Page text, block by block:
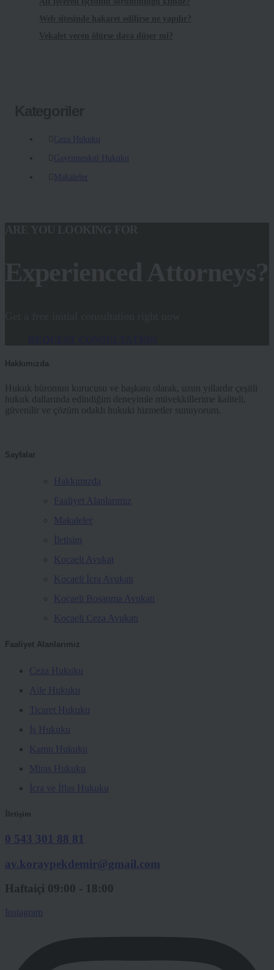
Ceza Hukuku
Gayrimenkul Hukuku
Makaleler
Hakkımızda
Hukuk büromun kurucusu ve başkanı olarak, uzun yıllardır çeşitli
hukuk dallarında edindiğim deneyimle müvekkillerime kaliteli,
güvenilir ve çözüm odaklı hukuki hizmetler sunuyorum.
Sayfalar
Hakkımızda
Faaliyet Alanlarımız
Makaleler
İletişim
Kocaeli Avukat
Kocaeli İcra Avukatı
Kocaeli Boşanma Avukatı
Kocaeli Ceza Avukatı
Faaliyet Alanlarımız
Ceza Hukuku
Aile Hukuku
Ticaret Hukuku
İş Hukuku
Kamu Hukuku
Miras Hukuku
İcra ve İflas Hukuku
İletişim
0 543 301 88 81
av.koraypekdemir@gmail.com
Haftaiçi 09:00 - 18:00
Instagram